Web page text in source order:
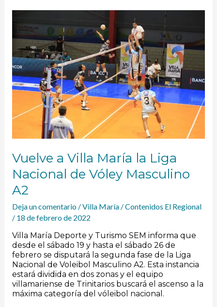
Vuelve a Villa María la Liga
Nacional de Vóley Masculino
A2
Deja un comentario /Villa María/Contenidos El Regional
/ 18 de febrero de 2022
Villa María Deporte y Turismo SEM informa que
desde el sábado 19 y hasta el sábado 26 de
febrero se disputará la segunda fase de la Liga
Nacional de Voleibol Masculino A2. Esta instancia
estará dividida en dos zonas y el equipo
villamariense de Trinitarios buscará el ascenso a la
máxima categoría del vóleibol nacional.
Villa
la
Liga
Nacional
de
Vóley
Masculino
A2